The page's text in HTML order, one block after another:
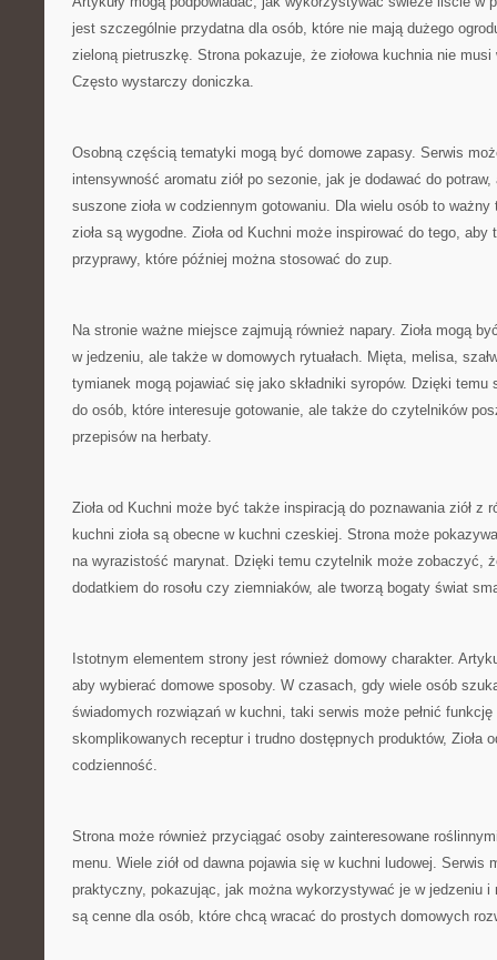
jest szczególnie przydatna dla osób, które nie mają dużego
zieloną pietruszkę. Strona pokazuje, że ziołowa kuchnia nie
Często wystarczy doniczka.
Osobną częścią tematyki mogą być domowe zapasy. Serwis
intensywność aromatu ziół po sezonie, jak je dodawać do
suszone zioła w codziennym gotowaniu. Dla wielu osób to
zioła są wygodne. Zioła od Kuchni może inspirować do tego, aby
przyprawy, które później można stosować do zup.
Na stronie ważne miejsce zajmują również napary. Zioła mogą
w jedzeniu, ale także w domowych rytuałach. Mięta, melisa,
tymianek mogą pojawiać się jako składniki syropów. Dzięki
do osób, które interesuje gotowanie, ale także do czytelników
przepisów na herbaty.
Zioła od Kuchni może być także inspiracją do poznawania ziół z
kuchni zioła są obecne w kuchni czeskiej. Strona może
na wyrazistość marynat. Dzięki temu czytelnik może zobaczyć,
dodatkiem do rosołu czy ziemniaków, ale tworzą bogaty świat
Istotnym elementem strony jest również domowy charakter.
aby wybierać domowe sposoby. W czasach, gdy wiele osób
świadomych rozwiązań w kuchni, taki serwis może pełnić funkcję
skomplikowanych receptur i trudno dostępnych produktów, Zioła
codzienność.
Strona może również przyciągać osoby zainteresowane
menu. Wiele ziół od dawna pojawia się w kuchni ludowej. Serwis
praktyczny, pokazując, jak można wykorzystywać je w jedzeniu i
są cenne dla osób, które chcą wracać do prostych domowych